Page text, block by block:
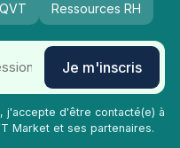
Bien-être employés
au
Société
Ressources RH
Je m'inscris
j'accepte d'être contacté(e) à
Market et ses partenaires.